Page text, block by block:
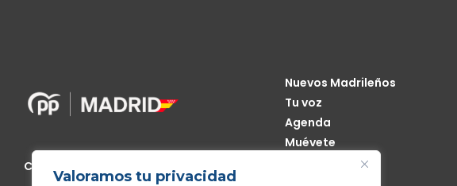
Valoramos tu privacidad
Calle de Génova, 13, 28004 Madrid
Nuevos Madrileños
Tu voz
Agenda
Muévete